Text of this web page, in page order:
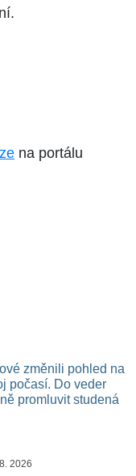
na portálu
změnili pohled na
počasí. Do veder
promluvit studená
2026